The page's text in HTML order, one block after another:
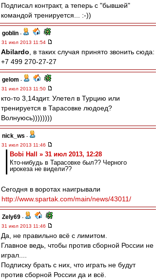
Подписал контракт, а теперь с "бывшей"
командой тренируется... :-))
goblin -
31 июл 2013 11:54
Abilardo , в таких случая принято звонить сюда:
+7 499 270-27-27
gelom -
31 июл 2013 11:50
кто-то 3,14здит. Улетел в Турцию или
тренируется в Тарасовке людоед?
Волнуюсь))))))))
nick_ws -
31 июл 2013 11:46
Bobi Hall » 31 июл 2013, 12:28
Кто-нибудь в Тарасовке был?? Черного
ирокеза не видели??
Сегодня в воротах наигрывали
http://www.spartak.com/main/news/43011/
Zely69 -
31 июл 2013 11:46
Да, не правильно всё с лимитом.
Главное ведь, чтобы против сборной России не
играл....
Подписку брать с них, что играть не будут
против сборной России да и всё.